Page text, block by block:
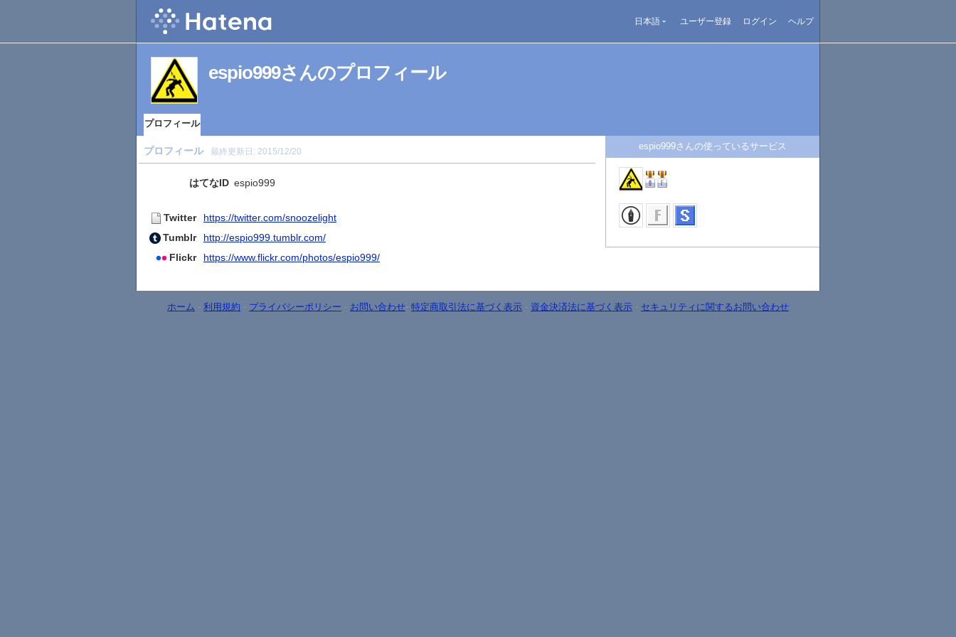
日本語 ユーザー登録 ログイン ヘルプ
espio999さんのプロフィール
プロフィール
プロフィール 最終更新日: 2015/12/20
はてなID espio999
Twitter
https://twitter.com/snoozelight
Tumblr
http://espio999.tumblr.com/
Flickr
https://www.flickr.com/photos/espio999/
espio999さんの使っているサービス
ホーム - 利用規約 - プライバシーポリシー - お問い合わせ- 特定商取引法に基づく表示 - 資金決済法に基づく表示 - セキュリティに関するお問い合わせ